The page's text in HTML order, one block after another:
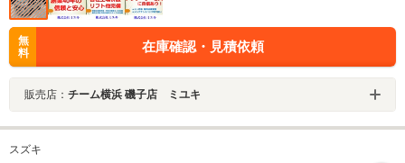
無
料
在庫確認・見積依頼
販売店： チーム横浜 磯子店 ミユキ
スズキ